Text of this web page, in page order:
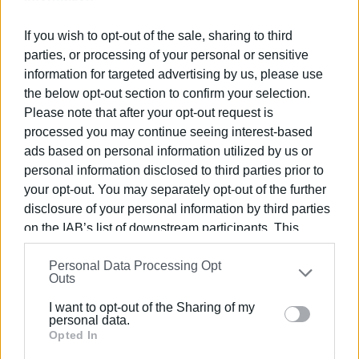
If you wish to opt-out of the sale, sharing to third
parties, or processing of your personal or sensitive
information for targeted advertising by us, please use
the below opt-out section to confirm your selection.
Please note that after your opt-out request is
processed you may continue seeing interest-based
ads based on personal information utilized by us or
personal information disclosed to third parties prior to
your opt-out. You may separately opt-out of the further
disclosure of your personal information by third parties
on the IAB’s list of downstream participants. This
information may also be disclosed by us to third parties
on theIAB’s List of Downstream Participants
that may
further disclose it to other third parties.
Please note that this website/app uses one or more
Google services and may gather and store information
Personal Data Processing Opt
Outs
I want to opt-out of the Sharing of my
personal data.
Opted In
κόμβος μελέτης της αρχειακής κληρονομιάς του
ενετικού και μεταβυζαντινού χώρου. Μια φιλοδοξία που
κατά καιρούς ενισχύθηκε από διεθνείς συνεργασίες,
αλλά δεν απέκτησε ποτέ σταθερή θεσμική μορφή
ανάλογη του ιστορικού της βάρους.
Εμφανίσεις: 2827
ΓΙΩΡΓΟΣ ΚΑΤΣΑΪΤΗΣ